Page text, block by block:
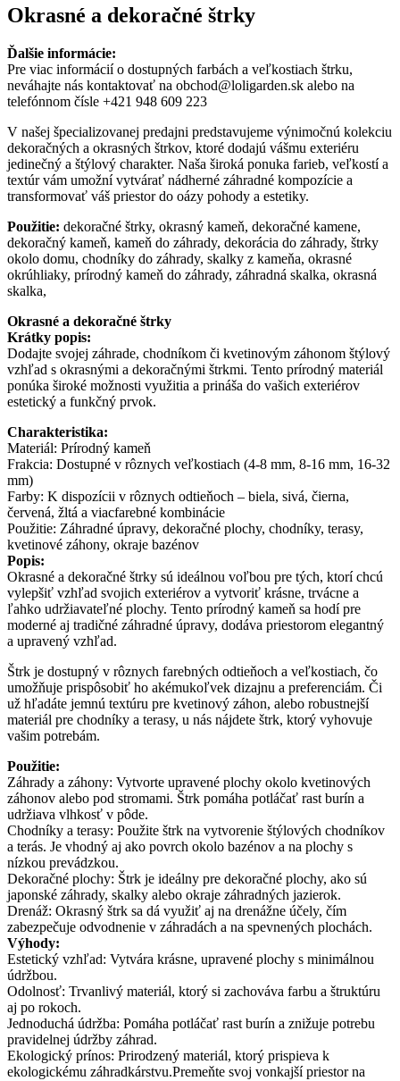
Okrasné a dekoračné štrky
Ďalšie informácie:
Pre viac informácií o dostupných farbách a veľkostiach štrku,
neváhajte nás kontaktovať na obchod@loligarden.sk alebo na
telefónnom čísle +421 948 609 223
V našej špecializovanej predajni predstavujeme výnimočnú kolekciu
dekoračných a okrasných štrkov, ktoré dodajú vášmu exteriéru
jedinečný a štýlový charakter. Naša široká ponuka farieb, veľkostí a
textúr vám umožní vytvárať nádherné záhradné kompozície a
transformovať váš priestor do oázy pohody a estetiky.
Použitie: dekoračné štrky, okrasný kameň, dekoračné kamene,
dekoračný kameň, kameň do záhrady, dekorácia do záhrady, štrky
okolo domu, chodníky do záhrady, skalky z kameňa, okrasné
okrúhliaky, prírodný kameň do záhrady, záhradná skalka, okrasná
skalka,
Okrasné a dekoračné štrky
Krátky popis:
Dodajte svojej záhrade, chodníkom či kvetinovým záhonom štýlový
vzhľad s okrasnými a dekoračnými štrkmi. Tento prírodný materiál
ponúka široké možnosti využitia a prináša do vašich exteriérov
estetický a funkčný prvok.
Charakteristika:
Materiál: Prírodný kameň
Frakcia: Dostupné v rôznych veľkostiach (4-8 mm, 8-16 mm, 16-32
mm)
Farby: K dispozícii v rôznych odtieňoch – biela, sivá, čierna,
červená, žltá a viacfarebné kombinácie
Použitie: Záhradné úpravy, dekoračné plochy, chodníky, terasy,
kvetinové záhony, okraje bazénov
Popis:
Okrasné a dekoračné štrky sú ideálnou voľbou pre tých, ktorí chcú
vylepšiť vzhľad svojich exteriérov a vytvoriť krásne, trvácne a
ľahko udržiavateľné plochy. Tento prírodný kameň sa hodí pre
moderné aj tradičné záhradné úpravy, dodáva priestorom elegantný
a upravený vzhľad.
Štrk je dostupný v rôznych farebných odtieňoch a veľkostiach, čo
umožňuje prispôsobiť ho akémukoľvek dizajnu a preferenciám. Či
už hľadáte jemnú textúru pre kvetinový záhon, alebo robustnejší
materiál pre chodníky a terasy, u nás nájdete štrk, ktorý vyhovuje
vašim potrebám.
Použitie:
Záhrady a záhony: Vytvorte upravené plochy okolo kvetinových
záhonov alebo pod stromami. Štrk pomáha potláčať rast burín a
udržiava vlhkosť v pôde.
Chodníky a terasy: Použite štrk na vytvorenie štýlových chodníkov
a terás. Je vhodný aj ako povrch okolo bazénov a na plochy s
nízkou prevádzkou.
Dekoračné plochy: Štrk je ideálny pre dekoračné plochy, ako sú
japonské záhrady, skalky alebo okraje záhradných jazierok.
Drenáž: Okrasný štrk sa dá využiť aj na drenážne účely, čím
zabezpečuje odvodnenie v záhradách a na spevnených plochách.
Výhody:
Estetický vzhľad: Vytvára krásne, upravené plochy s minimálnou
údržbou.
Odolnosť: Trvanlivý materiál, ktorý si zachováva farbu a štruktúru
aj po rokoch.
Jednoduchá údržba: Pomáha potláčať rast burín a znižuje potrebu
pravidelnej údržby záhrad.
Ekologický prínos: Prirodzený materiál, ktorý prispieva k
ekologickému záhradkárstvu.Premeňte svoj vonkajší priestor na